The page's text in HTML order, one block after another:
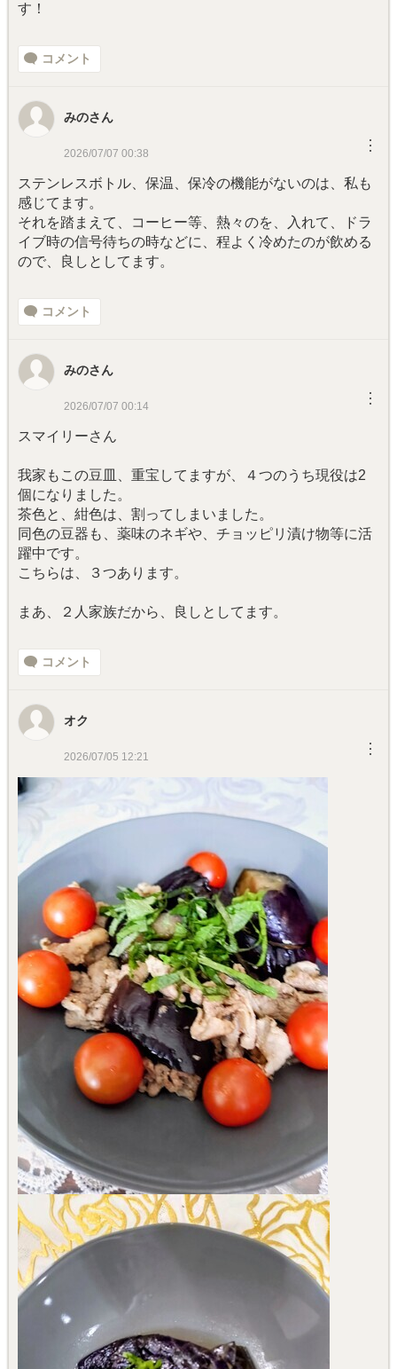
す！
コメント
みのさん
2026/07/07 00:38 ︙
ステンレスボトル、保温、保冷の機能がないのは、私も
感じてます。
それを踏まえて、コーヒー等、熱々のを、入れて、ドラ
イブ時の信号待ちの時などに、程よく冷めたのが飲める
ので、良しとしてます。
コメント
みのさん
2026/07/07 00:14 ︙
スマイリーさん
我家もこの豆皿、重宝してますが、４つのうち現役は2
個になりました。
茶色と、紺色は、割ってしまいました。
同色の豆器も、薬味のネギや、チョッピリ漬け物等に活
躍中です。
こちらは、３つあります。
まあ、２人家族だから、良しとしてます。
コメント
オク
2026/07/05 12:21 ︙